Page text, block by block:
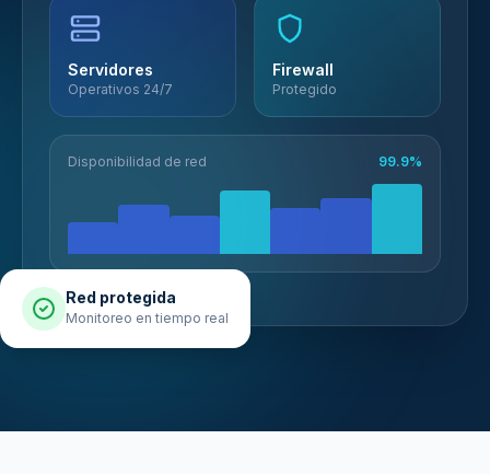
Servidores
Operativos 24/7
Firewall
Protegido
Disponibilidad de red 99.9%
Red protegida
Monitoreo en tiempo real